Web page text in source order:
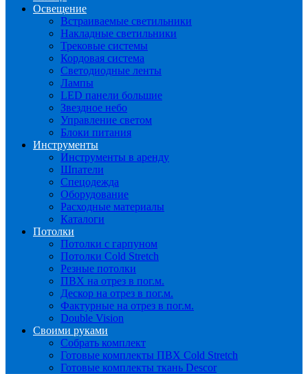
Освещение
Встраиваемые светильники
Накладные светильники
Трековые системы
Кордовая система
Светодиодные ленты
Лампы
LED панели большие
Звездное небо
Управление светом
Блоки питания
Инструменты
Инструменты в аренду
Шпатели
Спецодежда
Оборудование
Расходные материалы
Каталоги
Потолки
Потолки с гарпуном
Потолки Cold Stretch
Резные потолки
ПВХ на отрез в пог.м.
Дескор на отрез в пог.м.
Фактурные на отрез в пог.м.
Double Vision
Своими руками
Собрать комплект
Готовые комплекты ПВХ Cold Stretch
Готовые комплекты ткань Descor